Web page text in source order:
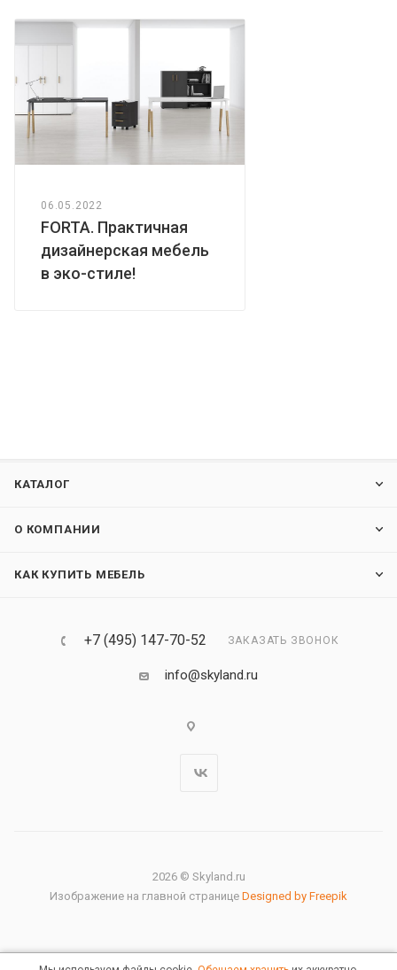
ручки. Конструкция шкафа оснащена прочными силовыми
креплениями – эксцентриковыми стяжками. Регулируемые
по высоте опоры обеспечат шкафу устойчивость на
неровном полу.
06.05.2022
FORTA. Практичная
дизайнерская мебель
в эко-стиле!
КАТАЛОГ
О КОМПАНИИ
КАК КУПИТЬ МЕБЕЛЬ
+7 (495) 147-70-52 ЗАКАЗАТЬ ЗВОНОК
info@skyland.ru
2026 © Skyland.ru
Изображение на главной странице Designed by Freepik